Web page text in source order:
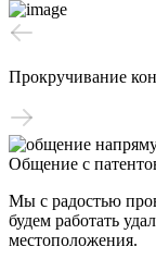
Прокручивание
Общение с
Мы с радостью
будем работать
местоположения.